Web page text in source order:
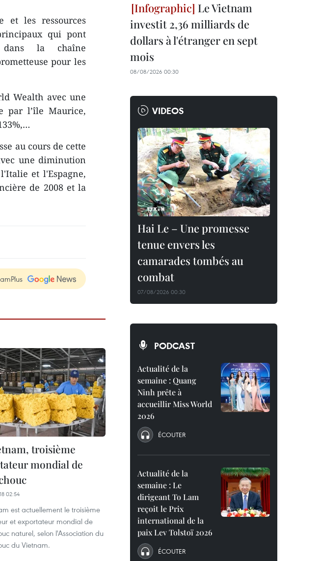
et les ressources
qui pont
la chaîne
pour les
Wealth avec une
par l’île Maurice,
au cours de cette
une diminution
et l'Espagne,
de 2008 et la
troisième
mondial de
02:54
est actuellement le troisième
et exportateur mondial de
naturel, selon l'Association du
du Vietnam.
Le Vietnam
investit 2,36 milliards de
dollars à l'étranger en sept
mois
08/08/2026 00:30
VIDEOS
Hai Le – Une promesse
tenue envers les
camarades tombés au
combat
07/08/2026 00:30
PODCAST
Actualité de la
semaine : Quang
Ninh prête à
accueillir Miss World
2026
ÉCOUTER
Actualité de la
semaine : Le
dirigeant To Lam
reçoit le Prix
international de la
paix Lev Tolstoï 2026
ÉCOUTER